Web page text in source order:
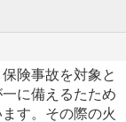
険事故を対象と
に備えるたため
す。その際の火